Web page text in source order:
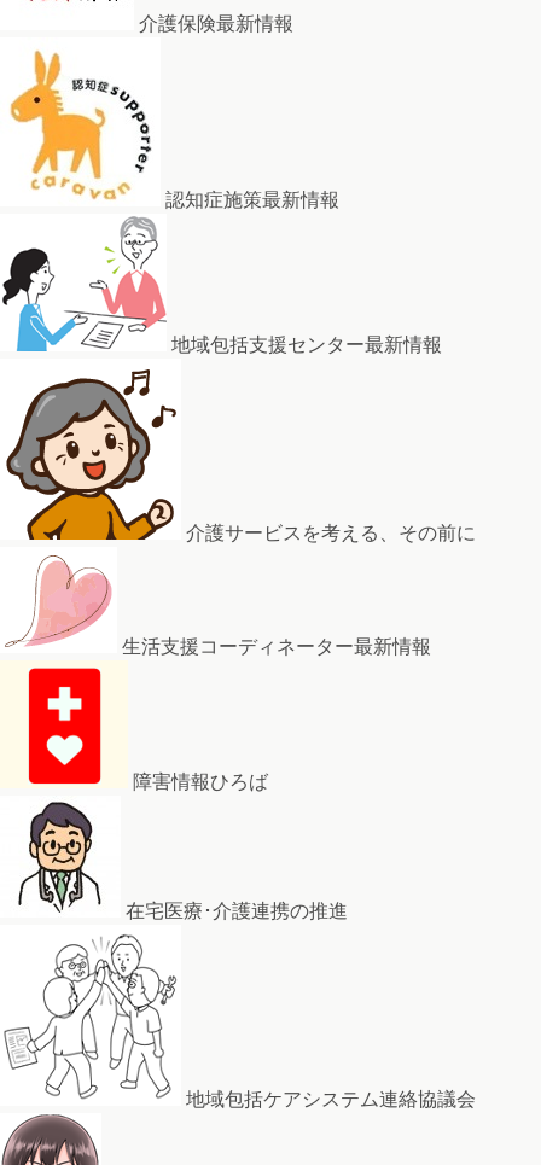
介護保険最新情報
認知症施策最新情報
地域包括支援センター最新情報
介護サービスを考える、その前に
生活支援コーディネーター最新情報
障害情報ひろば
在宅医療･介護連携の推進
地域包括ケアシステム連絡協議会